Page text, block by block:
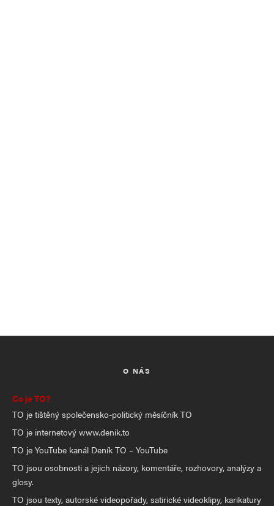
O NÁS
Co je TO?
TO je tištěný společensko-politický měsíčník TO
TO je internetový www.denik.to
TO je YouTube kanál Deník TO – YouTube
TO jsou osobnosti a jejich názory, komentáře, rozhovory, analýzy a
glosy.
TO jsou texty, autorské videopořady, satirické videoklipy, karikatury